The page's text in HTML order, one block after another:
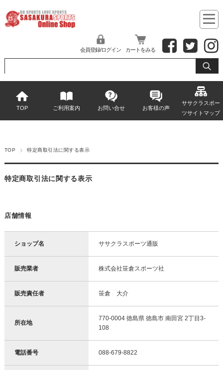
会員登録/ログイン カートをみる
TOP ご利用案内 お問い合せ お客様の声
ササクラスポー
ツサイトマップ
TOP 特定商取引法に関する表示
特定商取引法に関する表示
店舗情報
ショップ名 ササクラスポーツ通販
販売業者 株式会社笹倉スポーツ社
販売責任者 笹倉 大介
所在地
770-0004 徳島県 徳島市 南田宮 2丁目3-
108
電話番号 088-679-8822